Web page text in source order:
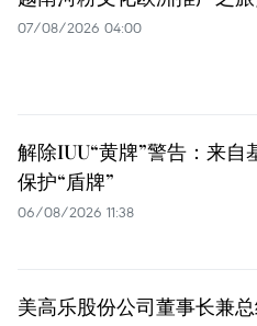
07/08/2026 04:00
解除IUU“黄牌”警告：来自
保护“盾牌”
06/08/2026 11:38
美高乐股份公司董事长兼